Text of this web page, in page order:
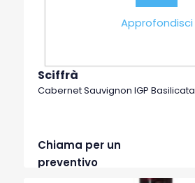
Sciffrà
Cabernet Sauvignon IGP Basilicata
Chiama per un
preventivo
Approfondisci